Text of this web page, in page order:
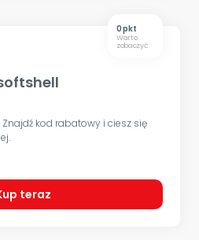
0 pkt
Warto
zobaczyć
kod rabatowy i ciesz się
teraz